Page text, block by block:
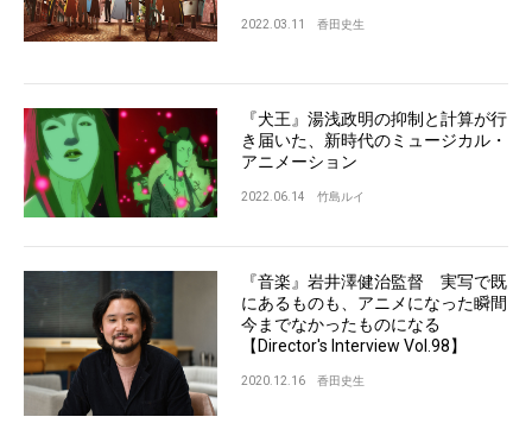
2022.03.11 香田史生
『犬王』湯浅政明の抑制と計算が行
き届いた、新時代のミュージカル・
アニメーション
2022.06.14 竹島ルイ
『音楽』岩井澤健治監督 実写で既
にあるものも、アニメになった瞬間
今までなかったものになる
【Director's Interview Vol.98】
2020.12.16 香田史生